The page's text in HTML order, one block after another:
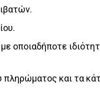
ιδιότητα
και τα